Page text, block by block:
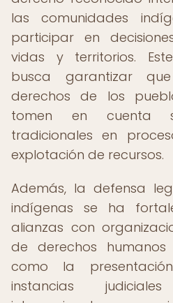
las comunidades
participar en
vidas y territorios.
busca garantizar
derechos de los
tomen en cuenta
tradicionales en
explotación de recursos.
Además, la defensa
indígenas se ha
alianzas con
de derechos
como la
instancias